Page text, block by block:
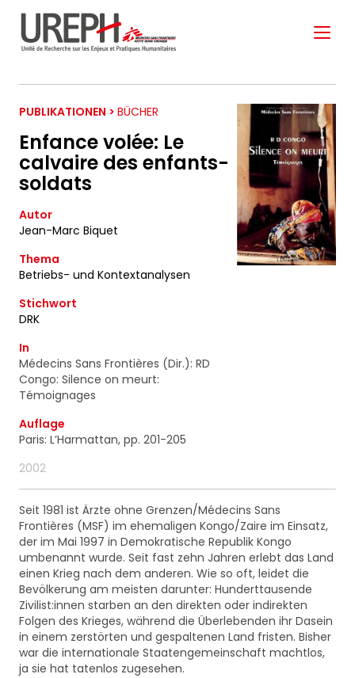
PUBLIKATIONEN > BÜCHER
Enfance volée: Le
calvaire des enfants-
soldats
Autor
Jean-Marc Biquet
Thema
Betriebs- und Kontextanalysen
Stichwort
DRK
In
Médecins Sans Frontières (Dir.): RD
Congo: Silence on meurt:
Témoignages
Auflage
Paris: L’Harmattan, pp. 201-205
2002
Seit 1981 ist Ärzte ohne Grenzen/Médecins Sans
Frontières (MSF) im ehemaligen Kongo/Zaire im Einsatz,
der im Mai 1997 in Demokratische Republik Kongo
umbenannt wurde. Seit fast zehn Jahren erlebt das Land
einen Krieg nach dem anderen. Wie so oft, leidet die
Bevölkerung am meisten darunter: Hunderttausende
Zivilist:innen starben an den direkten oder indirekten
Folgen des Krieges, während die Überlebenden ihr Dasein
in einem zerstörten und gespaltenen Land fristen. Bisher
war die internationale Staatengemeinschaft machtlos,
ja sie hat tatenlos zugesehen.
S'ABONNER À NOTRE
NEWSLETTER
Ne manquez pas les nouveautés que nous
réservons à nos fidèles abonnés.
ainsi que des informations concernant nos
activités. Vous pouvez à tout moment utiliser le lien
de désabonnement intégré dans chacun de nos